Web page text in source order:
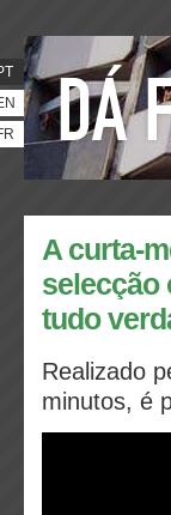
A curta-
selecção
tudo
Realizado
minutos, é